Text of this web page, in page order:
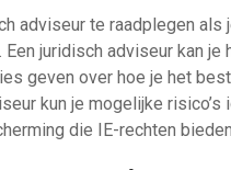
adviseur te raadplegen
juridisch adviseur kan
geven over hoe je het
kun je mogelijke
die IE-rechten